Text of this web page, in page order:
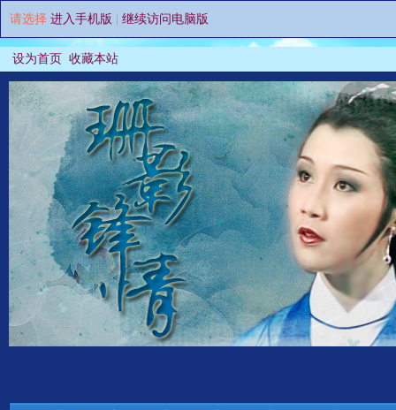
请选择 进入手机版 继续访问电脑版
设为首页 收藏本站